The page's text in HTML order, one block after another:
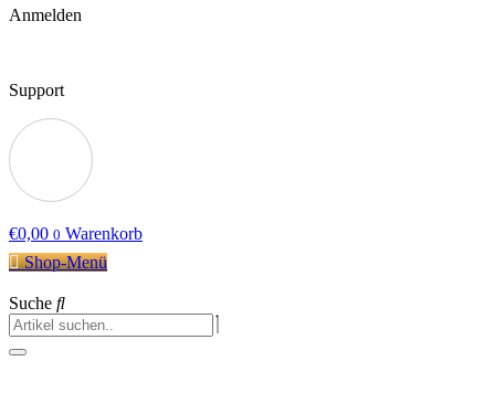
Anmelden
Support
€0,00 0 Warenkorb
Shop-Menü
Suche